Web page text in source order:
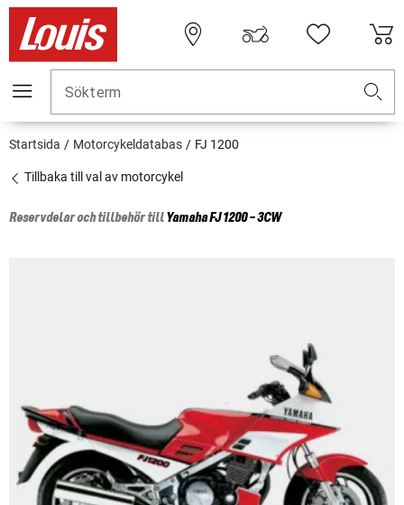
Sökterm
Startsida Motorcykeldatabas FJ 1200
Tillbaka till val av motorcykel
Reservdelar och tillbehör tillYamahaFJ 1200 - 3CW